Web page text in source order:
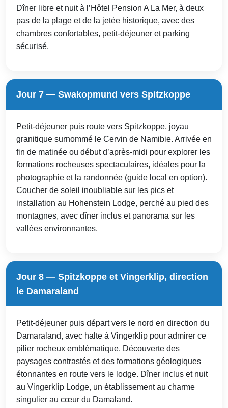
Dîner libre et nuit à l’Hôtel Pension A La Mer, à deux
pas de la plage et de la jetée historique, avec des
chambres confortables, petit-déjeuner et parking
sécurisé.
Jour 7 — Swakopmund vers Spitzkoppe
Petit-déjeuner puis route vers Spitzkoppe, joyau
granitique surnommé le Cervin de Namibie. Arrivée en
fin de matinée ou début d’après-midi pour explorer les
formations rocheuses spectaculaires, idéales pour la
photographie et la randonnée (guide local en option).
Coucher de soleil inoubliable sur les pics et
installation au Hohenstein Lodge, perché au pied des
montagnes, avec dîner inclus et panorama sur les
vallées environnantes.
Jour 8 — Spitzkoppe et Vingerklip, direction
le Damaraland
Petit-déjeuner puis départ vers le nord en direction du
Damaraland, avec halte à Vingerklip pour admirer ce
pilier rocheux emblématique. Découverte des
paysages contrastés et des formations géologiques
étonnantes en route vers le lodge. Dîner inclus et nuit
au Vingerklip Lodge, un établissement au charme
singulier au cœur du Damaland.